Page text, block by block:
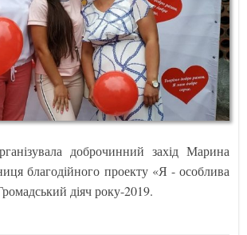
доброчинний захід Марина
благодійного проекту «Я - особлива
діяч року-2019.